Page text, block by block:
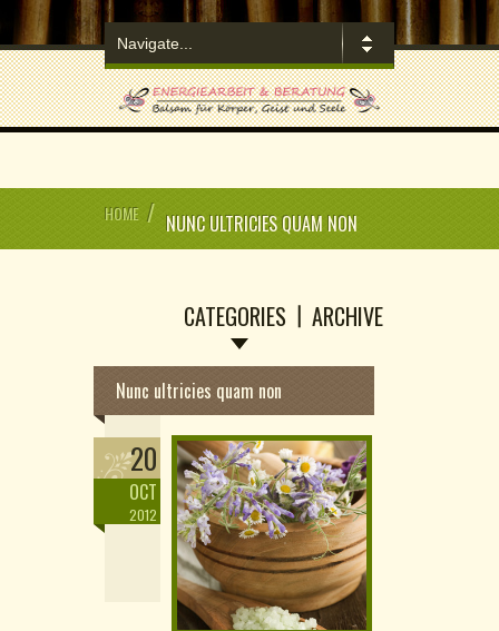
HOME / NUNC ULTRICIES QUAM NON
CATEGORIES ARCHIVE
Nunc ultricies quam non
20
OCT
2012